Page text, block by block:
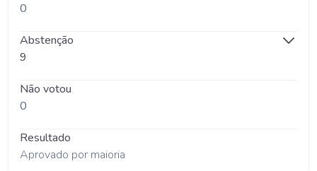
0
Abstenção
9
Não votou
0
Resultado
Aprovado por maioria